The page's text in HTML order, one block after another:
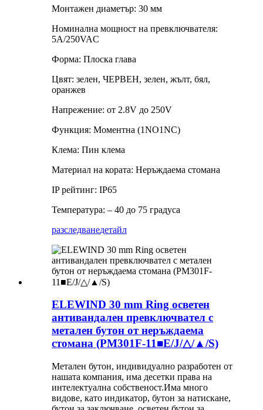
Монтажен диаметър: 30 мм
Номинална мощност на превключвателя:
5A/250VAC
Форма: Плоска глава
Цвят: зелен, ЧЕРВЕН, зелен, жълт, бял,
оранжев
Напрежение: от 2.8V до 250V
Функция: Моментна (1NO1NC)
Клема: Пин клема
Материал на кората: Неръждаема стомана
IP рейтинг: IP65
Температура: – 40 до 75 градуса
разследванедетайл
ELEWIND 30 mm Ring осветен
антивандален превключвател с
метален бутон от неръждаема
стомана (PM301F-11■E/J/△/▲/S)
Метален бутон, индивидуално разработен от
нашата компания, има десетки права на
интелектуална собственост.Има много
видове, като индикатор, бутон за натискане,